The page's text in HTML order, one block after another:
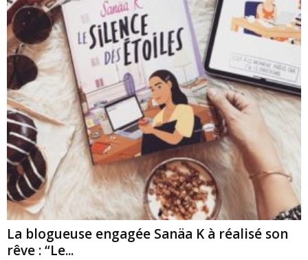
La blogueuse engagée Sanäa K à réalisé son
rêve : “Le...